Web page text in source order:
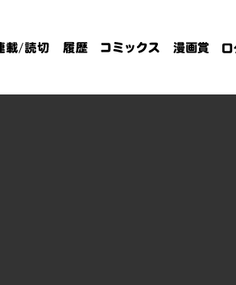
載/読切 履歴 コミックス 漫画賞
ロ
録